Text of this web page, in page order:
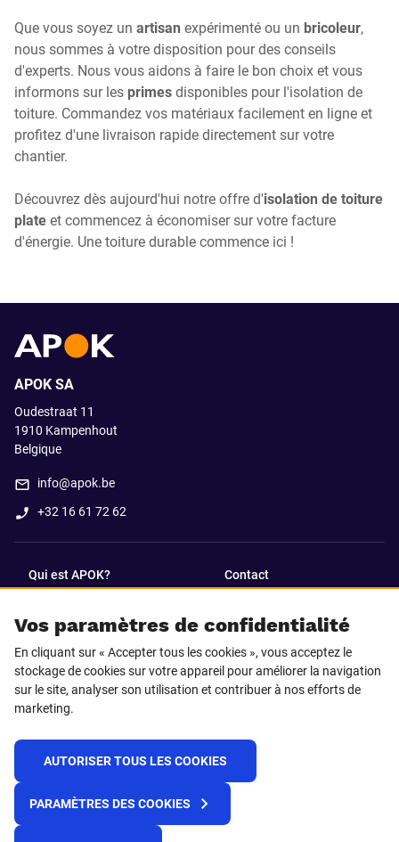
Que vous soyez un artisan expérimenté ou un bricoleur,
nous sommes à votre disposition pour des conseils
d'experts. Nous vous aidons à faire le bon choix et vous
informons sur les primes disponibles pour l'isolation de
toiture. Commandez vos matériaux facilement en ligne et
profitez d'une livraison rapide directement sur votre
chantier.
Découvrez dès aujourd'hui notre offre d'isolation de toiture
plate et commencez à économiser sur votre facture
d'énergie. Une toiture durable commence ici !
Vos paramètres de confidentialité
En cliquant sur « Accepter tous les cookies », vous acceptez le
stockage de cookies sur votre appareil pour améliorer la navigation
sur le site, analyser son utilisation et contribuer à nos efforts de
marketing.
AUTORISER TOUS LES COOKIES
PARAMÈTRES DES COOKIES
APOK SA
Oudestraat 11
1910 Kampenhout
Belgique
info@apok.be
+32 16 61 72 62
Qui est APOK? Contact
SUIVEZ-NOUS SUR
Facebook LinkedIn
© 2025 APOK